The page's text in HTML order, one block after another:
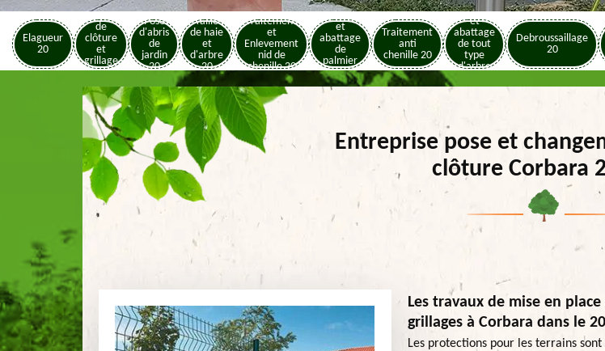
Elagueur
20
Pose
de
clôture
et
grillage
20
Pose
d'abris
de
jardin
20
Taille
de haie
et
d'arbre
20
Traitement
et
Enlevement
nid de
chenille 20
Elagage
et
abattage
de
palmier
20
Traitement
anti
chenille 20
Elagage
et
abattage
de tout
type
d'arbre
Debroussaillage
20
Entreprise pose et
clôture Corbara
Les travaux de mise en place
grillages à Corbara dans le
Les protections pour les terrains sont